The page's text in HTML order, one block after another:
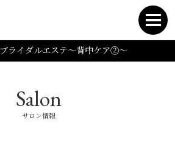
ブライダルエステ～背中ケア②～
Salon
サロン情報